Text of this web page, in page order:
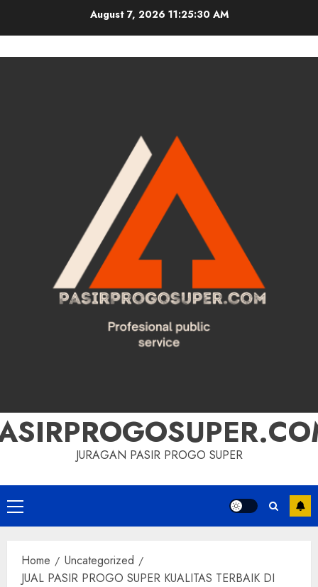
August 7, 202611:25:31 AM
JURAGAN PASIR PROGO SUPER
Primary
Menu
Home
Uncategorized
JUAL PASIR PROGO SUPER KUALITAS TERBAIK DI